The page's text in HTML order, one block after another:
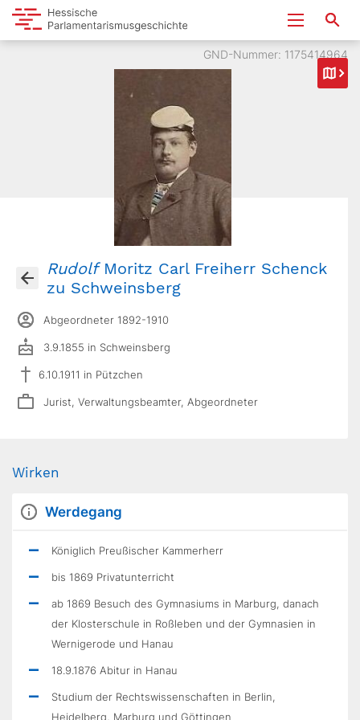
GND-Nummer: 1175414964
RudolfMoritz Carl Freiherr Schenck
zu Schweinsberg
Abgeordneter 1892-1910
3.9.1855 in Schweinsberg
6.10.1911 in Pützchen
Jurist, Verwaltungsbeamter, Abgeordneter
Wirken
Werdegang
Königlich Preußischer Kammerherr
bis 1869 Privatunterricht
ab 1869 Besuch des Gymnasiums in Marburg, danach
der Klosterschule in Roßleben und der Gymnasien in
Wernigerode und Hanau
18.9.1876 Abitur in Hanau
Studium der Rechtswissenschaften in Berlin,
Heidelberg, Marburg und Göttingen